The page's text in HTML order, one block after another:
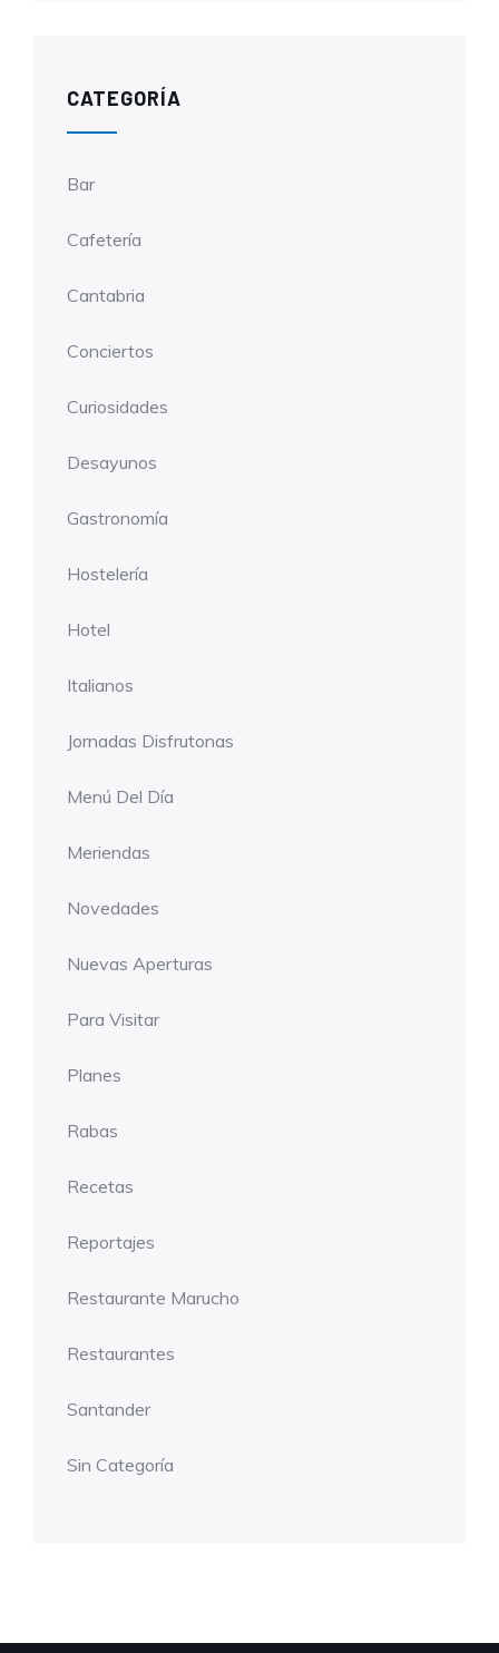
CATEGORÍA
Bar
Cafetería
Cantabria
Conciertos
Curiosidades
Desayunos
Gastronomía
Hostelería
Hotel
Italianos
Jornadas Disfrutonas
Menú Del Día
Meriendas
Novedades
Nuevas Aperturas
Para Visitar
Planes
Rabas
Recetas
Reportajes
Restaurante Marucho
Restaurantes
Santander
Sin Categoría